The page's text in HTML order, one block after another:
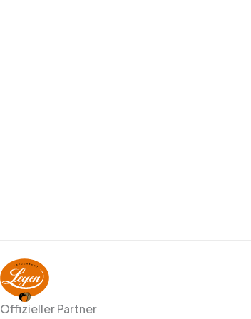
Offizieller Partner